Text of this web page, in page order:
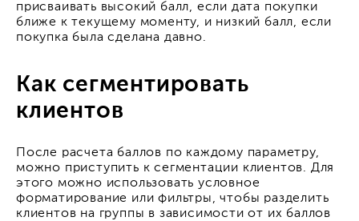
присваивать высокий балл, если дата покупки
ближе к текущему моменту, и низкий балл, если
покупка была сделана давно.
Как сегментировать
клиентов
После расчета баллов по каждому параметру,
можно приступить к сегментации клиентов. Для
этого можно использовать условное
форматирование или фильтры, чтобы разделить
клиентов на группы в зависимости от их баллов